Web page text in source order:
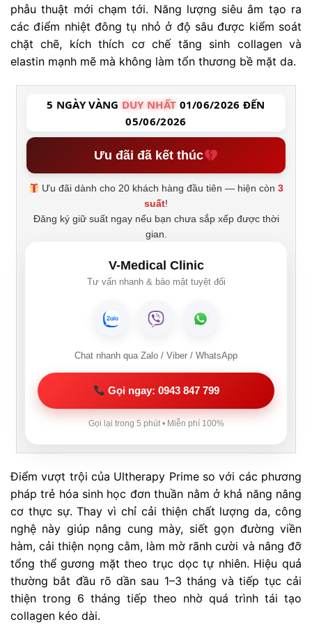
phẫu thuật mới chạm tới. Năng lượng siêu âm tạo ra
các điểm nhiệt đông tụ nhỏ ở độ sâu được kiểm soát
chặt chẽ, kích thích cơ chế tăng sinh collagen và
elastin mạnh mẽ mà không làm tổn thương bề mặt da.
5 NGÀY VÀNG DUY NHẤT 01/06/2026 ĐẾN
05/06/2026
Ưu đãi đã kết thúc
Ưu đãi dành cho 20 khách hàng đầu tiên — hiện còn3
suất!
Đăng ký giữ suất ngay nếu bạn chưa sắp xếp được thời
gian.
V-Medical Clinic
Tư vấn nhanh & bảo mật tuyệt đối
Chat nhanh qua Zalo / Viber / WhatsApp
Gọi ngay: 0943 847 799
Gọi lại trong 5 phút • Miễn phí 100%
Điểm vượt trội của Ultherapy Prime so với các phương
pháp trẻ hóa sinh học đơn thuần nằm ở khả năng nâng
cơ thực sự. Thay vì chỉ cải thiện chất lượng da, công
nghệ này giúp nâng cung mày, siết gọn đường viền
hàm, cải thiện nọng cằm, làm mờ rãnh cười và nâng đỡ
tổng thể gương mặt theo trục dọc tự nhiên. Hiệu quả
thường bắt đầu rõ dần sau 1–3 tháng và tiếp tục cải
thiện trong 6 tháng tiếp theo nhờ quá trình tái tạo
collagen kéo dài.